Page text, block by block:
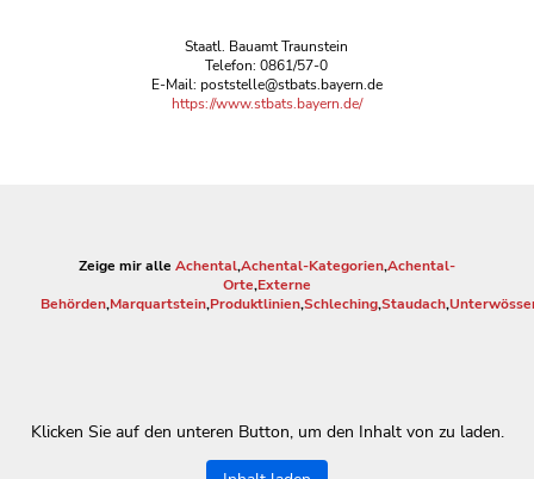
Staatl. Bauamt Traunstein
Telefon: 0861/57-0
E-Mail: poststelle@stbats.bayern.de
https://www.stbats.bayern.de/
Zeige mir alle Achental,Achental-Kategorien,Achental-
Orte,Externe
Behörden,Marquartstein,Produktlinien,Schleching,Staudach,
Klicken Sie auf den unteren Button, um den Inhalt von zu laden.